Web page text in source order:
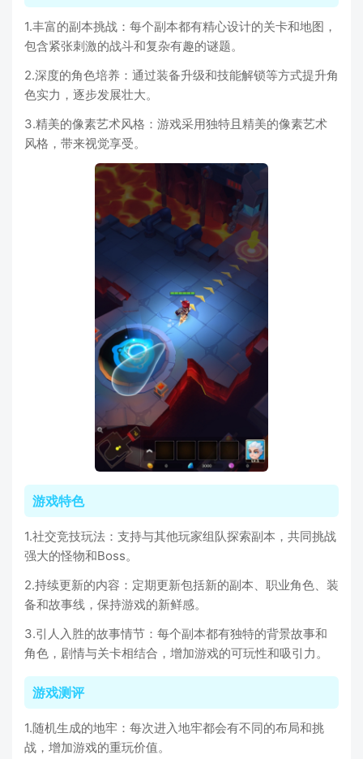
1.丰富的副本挑战：每个副本都有精心设计的关卡和地图，
包含紧张刺激的战斗和复杂有趣的谜题。
2.深度的角色培养：通过装备升级和技能解锁等方式提升角
色实力，逐步发展壮大。
3.精美的像素艺术风格：游戏采用独特且精美的像素艺术
风格，带来视觉享受。
游戏特色
1.社交竞技玩法：支持与其他玩家组队探索副本，共同挑战
强大的怪物和Boss。
2.持续更新的内容：定期更新包括新的副本、职业角色、装
备和故事线，保持游戏的新鲜感。
3.引人入胜的故事情节：每个副本都有独特的背景故事和
角色，剧情与关卡相结合，增加游戏的可玩性和吸引力。
游戏测评
1.随机生成的地牢：每次进入地牢都会有不同的布局和挑
战，增加游戏的重玩价值。